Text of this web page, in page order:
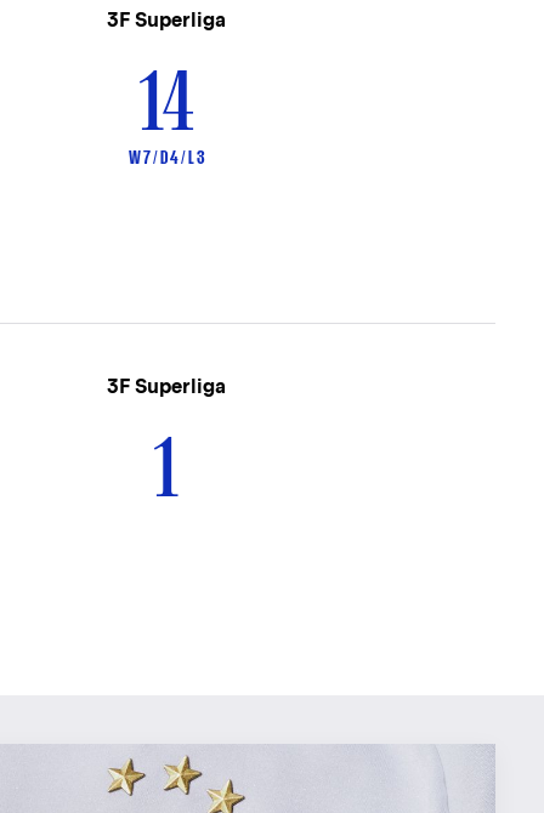
3F Superliga
14
W 7 / D 4 / L 3
3F Superliga
1